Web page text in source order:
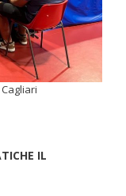
IL